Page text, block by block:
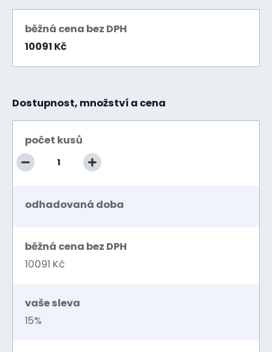
běžná cena bez DPH
10091 Kč
Dostupnost, množství a cena
počet kusů
odhadovaná doba
běžná cena bez DPH
10091 Kč
vaše sleva
15%